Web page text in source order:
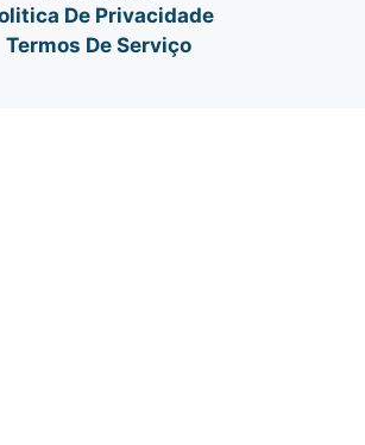
De Privacidade
Termos De Serviço